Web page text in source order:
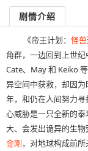
剧情介绍
《帝王计划： 怪兽
角群，一边回到上世
Cate、May 和 Keiko
异空间中获救，却因为
年，和仍在人间努力
心威胁是一只全新的泰
大、会发出诡异的生
金刚，对地球构成前